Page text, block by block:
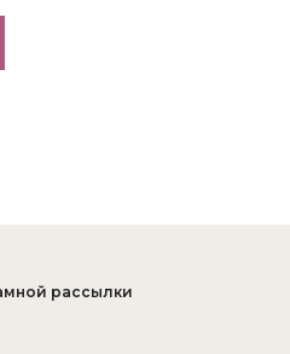
рассылки